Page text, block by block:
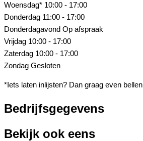
Woensdag* 10:00 - 17:00
Donderdag 11:00 - 17:00
Donderdagavond Op afspraak
Vrijdag 10:00 - 17:00
Zaterdag 10:00 - 17:00
Zondag Gesloten
*Iets laten inlijsten? Dan graag even bellen
Bedrijfsgegevens
Bekijk ook eens